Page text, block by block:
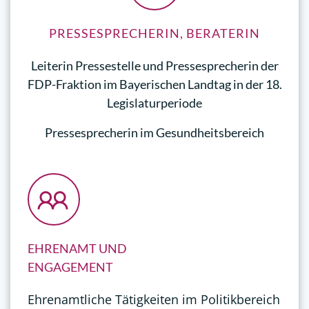
PRESSESPRECHERIN, BERATERIN
Leiterin Pressestelle und Pressesprecherin der
FDP-Fraktion im Bayerischen Landtag in der 18.
Legislaturperiode
Pressesprecherin im Gesundheitsbereich
EHRENAMT UND
ENGAGEMENT
Ehrenamtliche Tätigkeiten im Politikbereich